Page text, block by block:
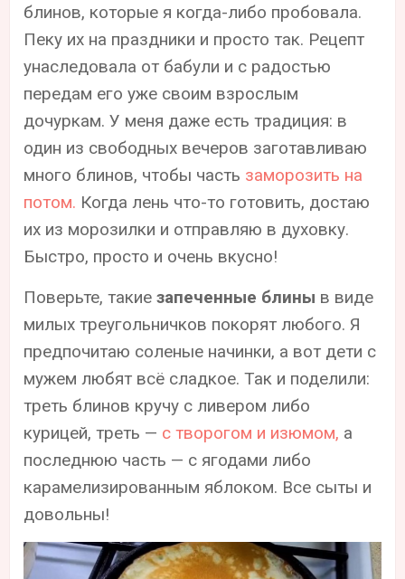
блинов, которые я когда-либо пробовала.
Пеку их на праздники и просто так. Рецепт
унаследовала от бабули и с радостью
передам его уже своим взрослым
дочуркам. У меня даже есть традиция: в
один из свободных вечеров заготавливаю
много блинов, чтобы часть заморозить на
потом. Когда лень что-то готовить, достаю
их из морозилки и отправляю в духовку.
Быстро, просто и очень вкусно!
Поверьте, такиезапеченные блины в виде
милых треугольничков покорят любого. Я
предпочитаю соленые начинки, а вот дети с
мужем любят всё сладкое. Так и поделили:
треть блинов кручу с ливером либо
курицей, треть — с творогом и изюмом, а
последнюю часть — с ягодами либо
карамелизированным яблоком. Все сыты и
довольны!